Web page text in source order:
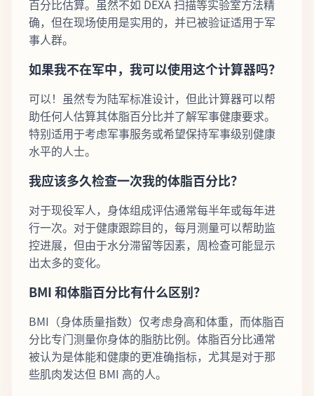
百分比估算。虽然不如 DEXA 扫描等实验室方法精
确，但在现场使用是实用的，并已被验证适用于军
事人群。
如果我不在军中，我可以使用这个计算器吗？
可以！虽然专为陆军标准设计，但此计算器可以帮
助任何人估算其体脂百分比并了解军事健康要求。
特别适用于考虑军事服务或希望保持军事级别健康
水平的人士。
我应该多久检查一次我的体脂百分比？
对于现役军人，身体组成评估通常每半年或每年进
行一次。对于健康跟踪目的，每月测量可以帮助监
控进展，但由于水分滞留等因素，周检查可能显示
出太多的变化。
BMI 和体脂百分比有什么区别？
BMI（身体质量指数）仅考虑身高和体重，而体脂百
分比专门测量你身体的脂肪比例。体脂百分比通常
被认为是体能和健康的更准确指标，尤其是对于那
些肌肉发达但 BMI 高的人。